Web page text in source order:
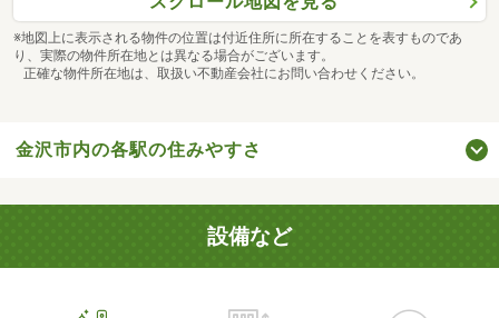
※地図上に表示される物件の位置は付近住所に所在することを表すものであ
り、実際の物件所在地とは異なる場合がございます。
正確な物件所在地は、取扱い不動産会社にお問い合わせください。
金沢市内の各駅の住みやすさ
設備など